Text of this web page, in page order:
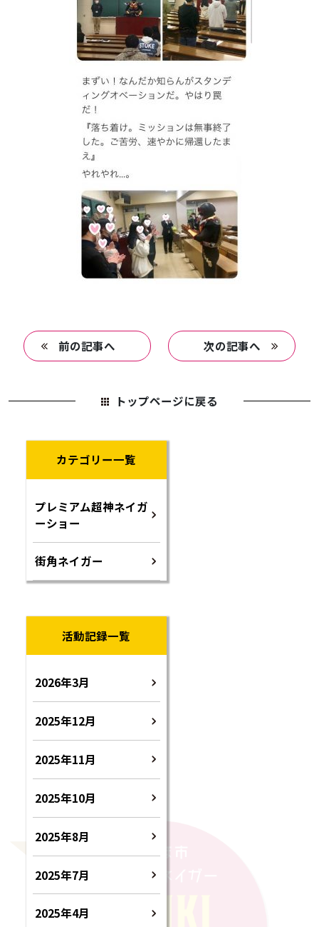
カテゴリー一覧
プレミアム超神ネイガ
ーショー
街角ネイガー
活動記録一覧
2026年3月
2025年12月
2025年11月
2025年10月
2025年8月
2025年7月
2025年4月
前の記事へ 次の記事へ
トップページに戻る